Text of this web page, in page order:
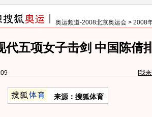
奥运频道-2008北京奥运会 > 2008
代五项女子击剑 中国陈倩
[我
来源：搜狐体育